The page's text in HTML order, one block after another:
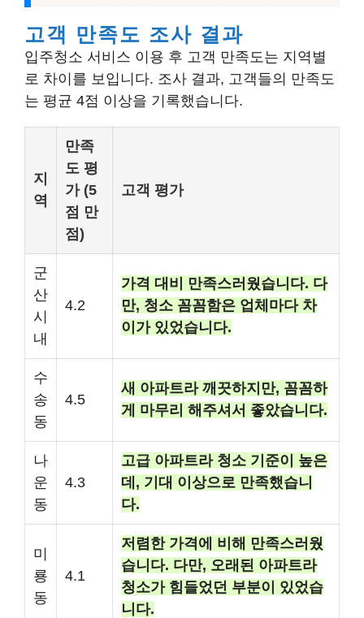
고객 만족도 조사 결과
입주청소 서비스 이용 후 고객 만족도는 지역별
로 차이를 보입니다. 조사 결과, 고객들의 만족도
는 평균 4점 이상을 기록했습니다.
지
역
만족
도 평
가 (5
점 만
점)
고객 평가
군
산
시
내
4.2
가격 대비 만족스러웠습니다. 다
만, 청소 꼼꼼함은 업체마다 차
이가 있었습니다.
수
송
동
4.5
새 아파트라 깨끗하지만, 꼼꼼하
게 마무리 해주셔서 좋았습니다.
나
운
동
4.3
고급 아파트라 청소 기준이 높은
데, 기대 이상으로 만족했습니
다.
미
룡
동
4.1
저렴한 가격에 비해 만족스러웠
습니다. 다만, 오래된 아파트라
청소가 힘들었던 부분이 있었습
니다.